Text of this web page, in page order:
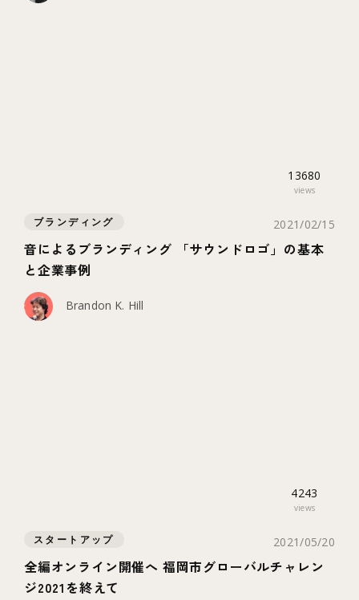
13680
views
ブランディング 2021/02/15
音によるブランディング 「サウンドロゴ」の基本
と企業事例
Brandon K. Hill
4243
views
スタートアップ 2021/05/20
全編オンライン開催へ 福岡市グローバルチャレン
ジ2021を終えて